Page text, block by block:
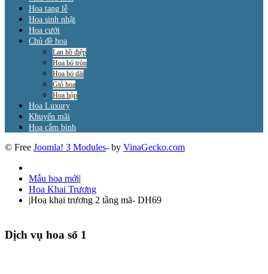
Hoa tang lễ
Hoa sinh nhật
Hoa cưới
Chủ đề hoa
Lan hồ điệp
Hoa bó tròn
Hoa bó dài
Giỏ hoa
Hoa hộp
Hoa Luxury
Khuyến mãi
Hoa cắm bình
© Free Joomla! 3 Modules- by VinaGecko.com
Mẫu hoa mới|
Hoa Khai Trương
|Hoa khai trương 2 tầng mã- DH69
Dịch vụ hoa số 1